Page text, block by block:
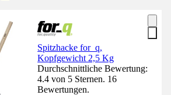
Spitzhacke for_q,
Kopfgewicht 2,5 Kg
Durchschnittliche Bewertung:
4.4 von 5 Sternen. 16
Bewertungen.